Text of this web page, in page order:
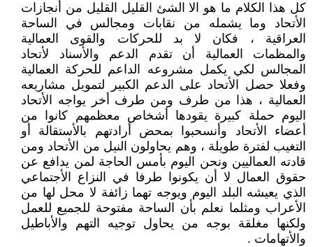
كل هذا الكلام ما هو الا الشئ القليل القليل من أنجازات
الأتحاد وما يشمله من نقابات ومجالس في الساحة
العراقية ، فكان لا بد للحركات والقوى العمالية
والمظمات العمالية أن تقدم الدعم والأسناد لأتحاد
المجالس لكي يكمل مشروعه الداعم للحركة العمالية
وفعلا حصل الأتحاد على الدعم الكبير لتمويل مشاريعه
العمالية ، هذا من طرف ومن طرف أخر يواجه الأتحاد
اليوم حملة كبيرة يقودها أشخاص معظمهم كانوا من
أعضاء الأتحاد وأنسحبوا بمحض أرادتهم بالأستقالة أو
التغيب لفترة طويلة ، وهم يحاولون النيل من الأتحاد ومن
قادته العماليين ونحن اليوم بأمس الحاجة لمن يدافع عن
حقوق العمال لا أن يكونوا طرفا في النزاع الأجتماعي
الذي يعيشه البلد اليوم ويوجه تهما زائفة لا محل لها من
الأعراب ومثلما نعلم بأن الساحة مفتوحة للجميع للعمل
ولكنها مغلقة بوجه من يحاول توجيه التهم والأباطيل
والأتهامات .